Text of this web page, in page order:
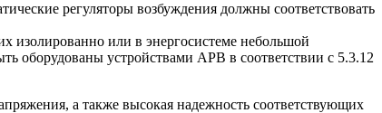
регуляторы возбуждения должны соответствовать
изолированно или в энергосистеме небольшой
оборудованы устройствами АРВ в соответствии с 5.3.12
а также высокая надежность соответствующих